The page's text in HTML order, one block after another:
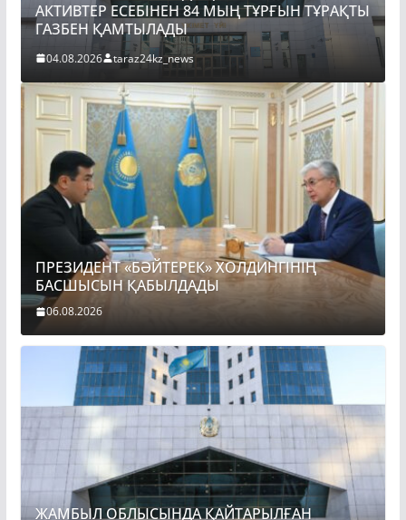
ТҰРАҚТЫ
ПРЕЗИДЕНТ «БӘЙТЕРЕК» ХОЛДИНГІНІҢ
БАСШЫСЫН ҚАБЫЛДАДЫ
06.08.2026 taraz24kz_news
ПРЕЗИДЕНТ «БӘЙТЕРЕК» ХОЛДИНГІНІҢ
БАСШЫСЫН ҚАБЫЛДАДЫ
06.08.2026